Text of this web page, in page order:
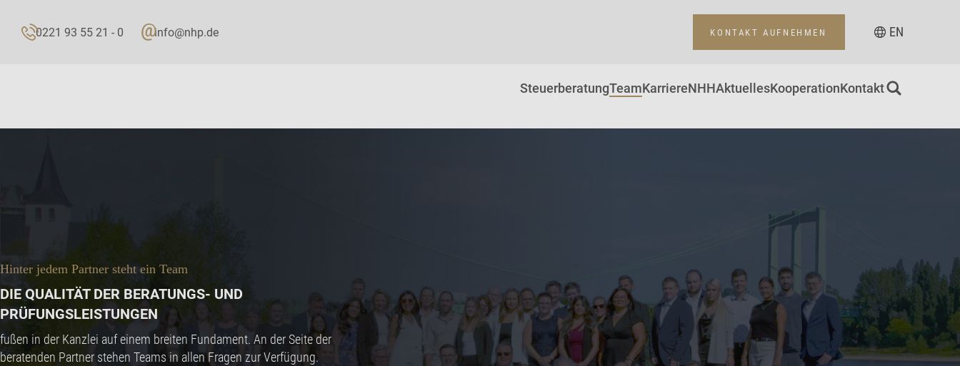
0221 93 55 21 - 0 info@nhp.de KONTAKT AUFNEHMEN EN
SteuerberatungTeamKarriereNHHAktuellesKooperationKontakt
Hinter jedem Partner steht ein Team
DIE QUALITÄT DER BERATUNGS- UND
PRÜFUNGSLEISTUNGEN
fußen in der Kanzlei auf einem breiten Fundament. An der Seite der
beratenden Partner stehen Teams in allen Fragen zur Verfügung.